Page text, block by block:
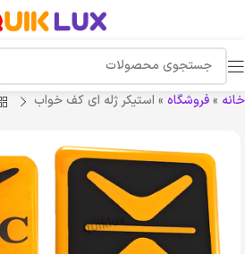
خانه »فروشگاه » استیکر ژله ای کف خواب